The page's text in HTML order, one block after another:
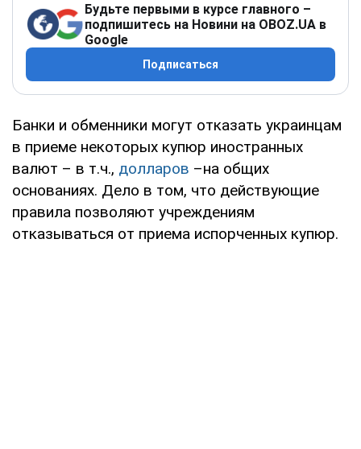
Будьте первыми в курсе главного –
подпишитесь на Новини на OBOZ.UA в
Google
Подписаться
Банки и обменники могут отказать украинцам
в приеме некоторых купюр иностранных
валют – в т.ч., долларов –на общих
основаниях. Дело в том, что действующие
правила позволяют учреждениям
отказываться от приема испорченных купюр.